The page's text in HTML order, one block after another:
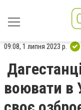
09:08, 1 липня 2023 р.
воювати в